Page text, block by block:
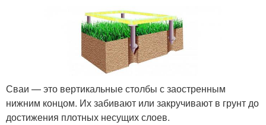
Сваи — это вертикальные столбы с заостренным
нижним концом. Их забивают или закручивают в грунт до
достижения плотных несущих слоев.